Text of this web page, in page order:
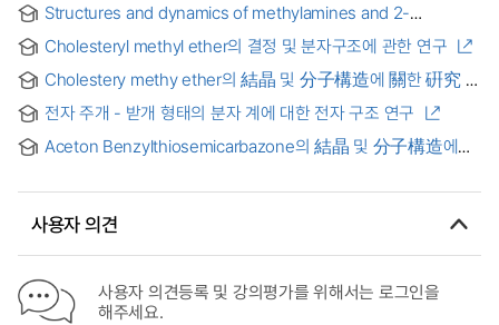
Structures and dynamics of methylamines and 2-
aminopyridines in S₁ and cationic D states = 메틸아민과 2-
아미노피리딘의 들뜬상태와 이온상태에 대한 분자구조 및
동역학 연구
Cholesteryl methyl ether의 결정 및 분자구조에 관한 연구
Cholestery methy ether의 結晶 및 分子構造에 關한 硏究
전자 주개 - 받개 형태의 분자 계에 대한 전자 구조 연구
Aceton Benzylthiosemicarbazone의 結晶 및 分子構造에
사용자 의견
사용자 의견등록 및 강의평가를 위해서는 로그인을
해주세요.